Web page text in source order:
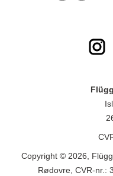
Copyright © 2026,
Rødovre, CVR-nr.: